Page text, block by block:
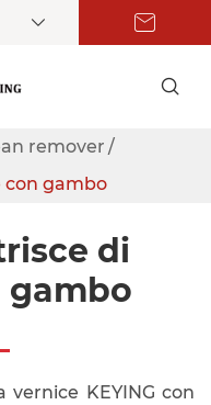
remover
con gambo
di
gambo
KEYING con